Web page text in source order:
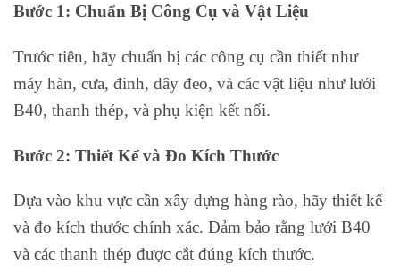
Bước 1: Chuẩn Bị Công Cụ và Vật Liệu
Trước tiên, hãy chuẩn bị các công cụ cần thiết như
máy hàn, cưa, đinh, dây đeo, và các vật liệu như lưới
B40, thanh thép, và phụ kiện kết nối.
Bước 2: Thiết Kế và Đo Kích Thước
Dựa vào khu vực cần xây dựng hàng rào, hãy thiết kế
và đo kích thước chính xác. Đảm bảo rằng lưới B40
và các thanh thép được cắt đúng kích thước.